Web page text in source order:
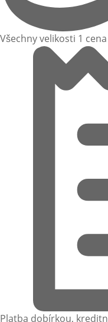
Všechny velikosti 1 cena
Platba dobírkou,